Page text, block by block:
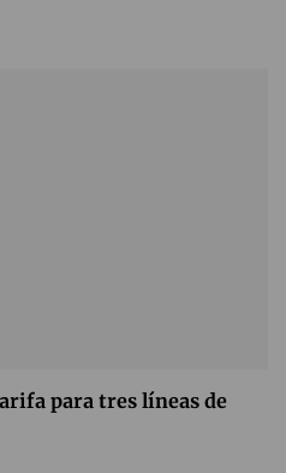
para tres líneas de